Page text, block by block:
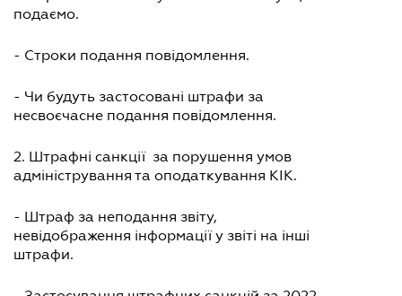
подаємо.
- Строки подання повідомлення.
- Чи будуть застосовані штрафи за
несвоєчасне подання повідомлення.
2. Штрафні санкції за порушення умов
адміністрування та оподаткування КІК.
- Штраф за неподання звіту,
невідображення інформації у звіті на інші
штрафи.